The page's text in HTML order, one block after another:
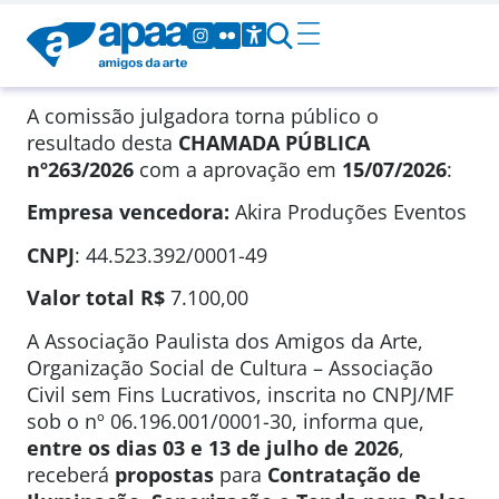
A comissão julgadora torna público o
resultado desta CHAMADA PÚBLICA
nº263/2026 com a aprovação em 15/07/2026:
Empresa vencedora: Akira Produções Eventos
CNPJ: 44.523.392/0001-49
Valor total R$ 7.100,00
A Associação Paulista dos Amigos da Arte,
Organização Social de Cultura – Associação
Civil sem Fins Lucrativos, inscrita no CNPJ/MF
sob o nº 06.196.001/0001-30, informa que,
entre os dias 03 e 13 de julho de 2026,
receberá propostas para Contratação de